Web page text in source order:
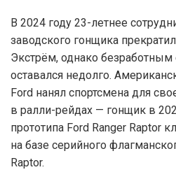
В 2024 году 23-летнее
заводского гонщика
Экстрём, однако
оставался недолго.
Ford нанял спортсмена для
в ралли-рейдах — гонщик в
прототипа Ford Ranger Raptor
на базе серийного
Raptor.